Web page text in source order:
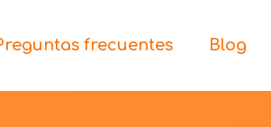
frecuentes Blog